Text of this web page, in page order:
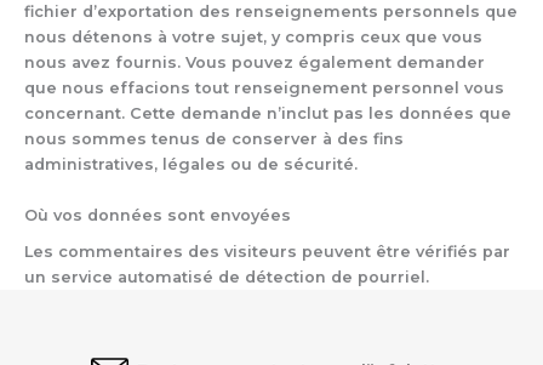
fichier d’exportation des renseignements personnels que
nous détenons à votre sujet, y compris ceux que vous
nous avez fournis. Vous pouvez également demander
que nous effacions tout renseignement personnel vous
concernant. Cette demande n’inclut pas les données que
nous sommes tenus de conserver à des fins
administratives, légales ou de sécurité.
Où vos données sont envoyées
Les commentaires des visiteurs peuvent être vérifiés par
un service automatisé de détection de pourriel.